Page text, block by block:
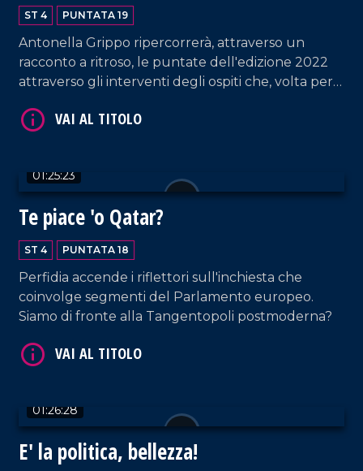
ST 4 PUNTATA 19
Antonella Grippo ripercorrerà, attraverso un
racconto a ritroso, le puntate dell'edizione 2022
attraverso gli interventi degli ospiti che, volta per
le vicende politiche nazionali. Dalla campagna
01:25:23
Te piace 'o Qatar?
ST 4 PUNTATA 18
Perfidia accende i riflettori sull'inchiesta che
coinvolge segmenti del Parlamento europeo.
Siamo di fronte alla Tangentopoli postmoderna?
01:26:28
E' la politica, bellezza!
VAI AL TITOLO